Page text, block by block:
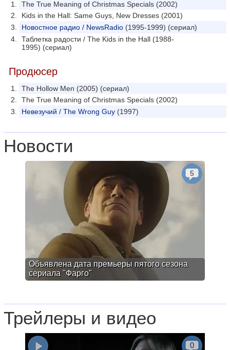
The True Meaning of Christmas Specials (2002)
Kids in the Hall: Same Guys, New Dresses (2001)
Новостное радио / NewsRadio (1995-1999) (сериал)
Таблетка радости / The Kids in the Hall (1988-
1995) (сериал)
Продюсер
The Hollow Men (2005) (сериал)
The True Meaning of Christmas Specials (2002)
Невезучий / The Wrong Guy (1997)
Новости
Объявлена дата премьеры пятого сезона
сериала "Фарго"
5
Трейлеры и видео
0